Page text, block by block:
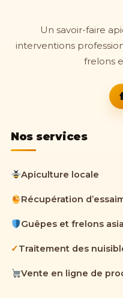
Un savoir-faire
interventions
frelons
Nos services
Apiculture locale
Récupération
Guêpes et frelons
✓Traitement des
Vente en ligne de